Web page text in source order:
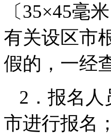
〔35×45毫
有关设区市
假的，一经
2．报名
市进行报名